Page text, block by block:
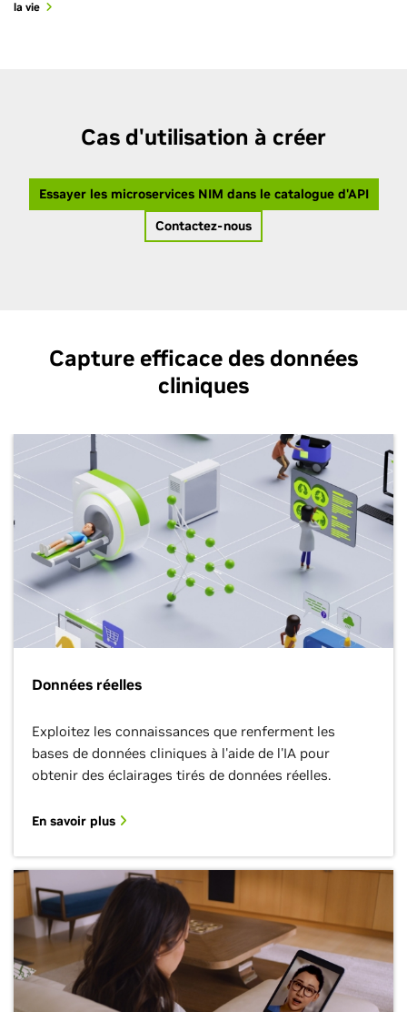
la vie
Cas d'utilisation à créer
Essayer les microservices NIM dans le catalogue d'API
Contactez-nous
Capture efficace des données
cliniques
Données réelles
Exploitez les connaissances que renferment les
bases de données cliniques à l'aide de l'IA pour
obtenir des éclairages tirés de données réelles.
En savoir plus